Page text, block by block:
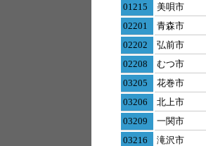
01215
美唄市
02201
青森市
02202
弘前市
02208
むつ市
03205
花巻市
03206
北上市
03209
一関市
03216
滝沢市